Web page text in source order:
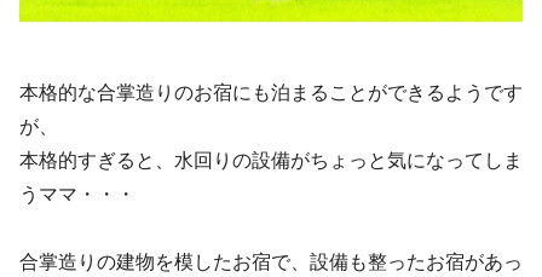
本格的な合掌造りのお宿にも泊まることができるようです
が、
本格的すぎると、水回りの設備がちょっと気になってしま
うママ・・・
合掌造りの建物を模したお宿で、設備も整ったお宿があっ